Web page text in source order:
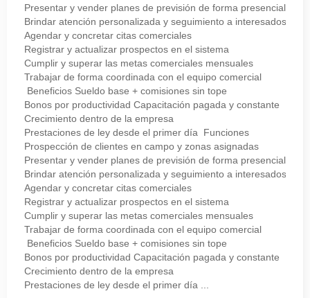
Presentar y vender planes de previsión de forma presencial
Brindar atención personalizada y seguimiento a interesados
Agendar y concretar citas comerciales
Registrar y actualizar prospectos en el sistema
Cumplir y superar las metas comerciales mensuales
Trabajar de forma coordinada con el equipo comercial
Beneficios Sueldo base + comisiones sin tope
Bonos por productividad Capacitación pagada y constante
Crecimiento dentro de la empresa
Prestaciones de ley desde el primer día Funciones
Prospección de clientes en campo y zonas asignadas
Presentar y vender planes de previsión de forma presencial
Brindar atención personalizada y seguimiento a interesados
Agendar y concretar citas comerciales
Registrar y actualizar prospectos en el sistema
Cumplir y superar las metas comerciales mensuales
Trabajar de forma coordinada con el equipo comercial
Beneficios Sueldo base + comisiones sin tope
Bonos por productividad Capacitación pagada y constante
Crecimiento dentro de la empresa
Prestaciones de ley desde el primer día ...